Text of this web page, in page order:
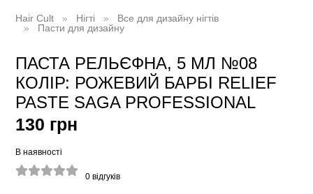
Hair Cult Нігті
Все для дизайну нігтів
Пасти для дизайну
ПАСТА РЕЛЬЄФНА, 5 МЛ №08
КОЛІР: РОЖЕВИЙ БАРБІ RELIEF
PASTE SAGA PROFESSIONAL
130 грн
В наявності
0 відгуків